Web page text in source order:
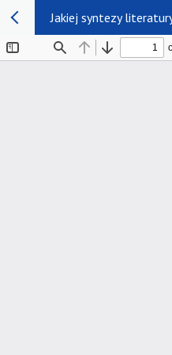
Jakiej syntezy